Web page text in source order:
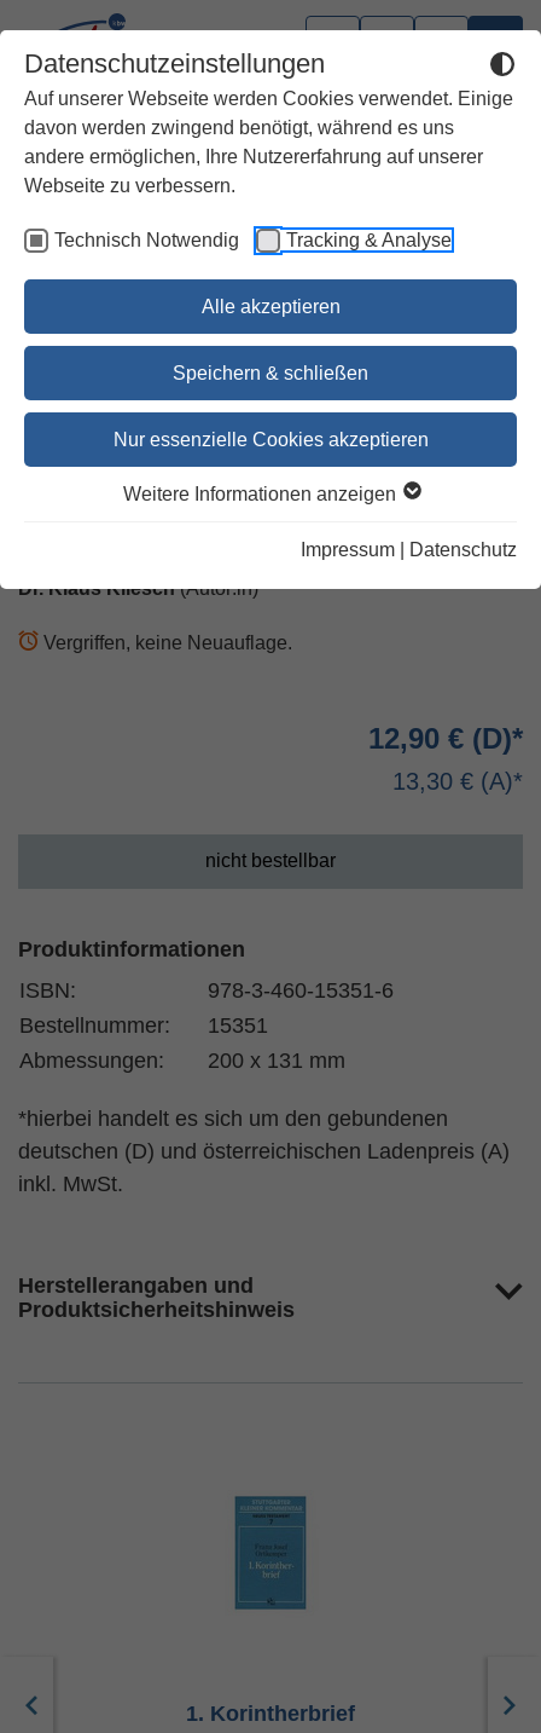
Datenschutzeinstellungen
Auf unserer Webseite werden Cookies verwendet. Einige
davon werden zwingend benötigt, während es uns
andere ermöglichen, Ihre Nutzererfahrung auf unserer
Webseite zu verbessern.
Technisch Notwendig Tracking & Analyse
Alle akzeptieren
Speichern & schließen
Nur essenzielle Cookies akzeptieren
Weitere Informationen anzeigen
Impressum Datenschutz
Apostelgeschichte
Dr. Klaus Kliesch(Autor:in)
Vergriffen, keine Neuauflage.
12,90 €
13,30 €
nicht bestellbar
Produktinformationen
ISBN:
978-3-460-15351-6
Bestellnummer:
15351
Abmessungen:
200 x 131 mm
*hierbei handelt es sich um den gebundenen
deutschen (D) und österreichischen Ladenpreis (A)
inkl. MwSt.
Herstellerangaben und
Produktsicherheitshinweis
1. Korintherbrief